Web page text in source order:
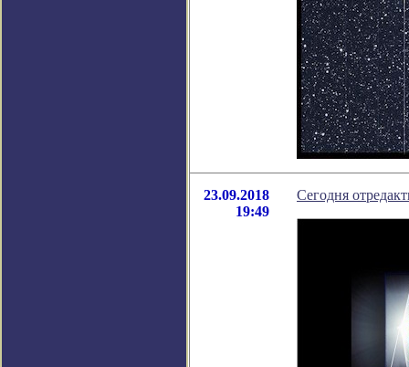
23.09.2018
19:49
Cегодня